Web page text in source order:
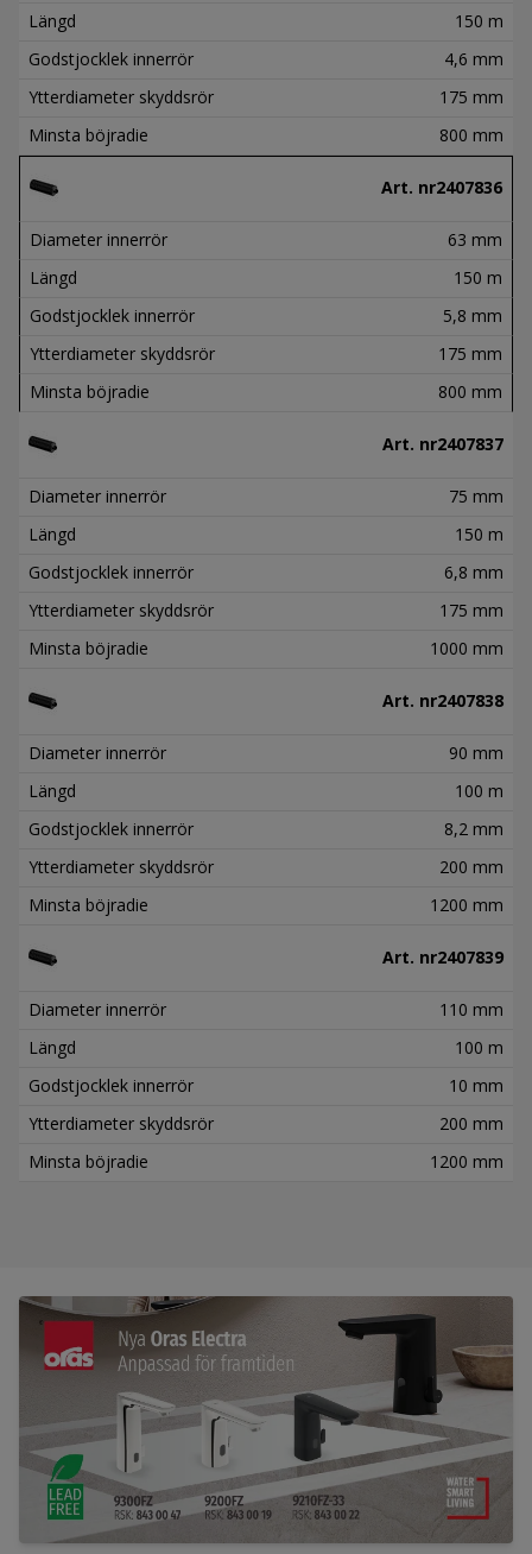
Längd
150 m
Godstjocklek innerrör
4,6 mm
Ytterdiameter skyddsrör
175 mm
Minsta böjradie
800 mm
Art. nr2407836
Diameter innerrör
63 mm
Längd
150 m
Godstjocklek innerrör
5,8 mm
Ytterdiameter skyddsrör
175 mm
Minsta böjradie
800 mm
Art. nr2407837
Diameter innerrör
75 mm
Längd
150 m
Godstjocklek innerrör
6,8 mm
Ytterdiameter skyddsrör
175 mm
Minsta böjradie
1000 mm
Art. nr2407838
Diameter innerrör
90 mm
Längd
100 m
Godstjocklek innerrör
8,2 mm
Ytterdiameter skyddsrör
200 mm
Minsta böjradie
1200 mm
Art. nr2407839
Diameter innerrör
110 mm
Längd
100 m
Godstjocklek innerrör
10 mm
Ytterdiameter skyddsrör
200 mm
Minsta böjradie
1200 mm